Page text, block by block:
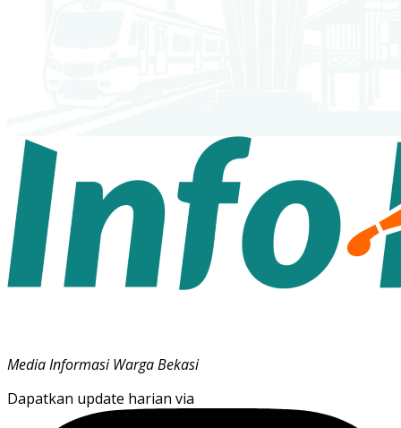
Media Informasi Warga Bekasi
Dapatkan update harian via